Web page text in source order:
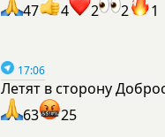
47
4 2 2 1
17:06
Летят в сторону
63
25